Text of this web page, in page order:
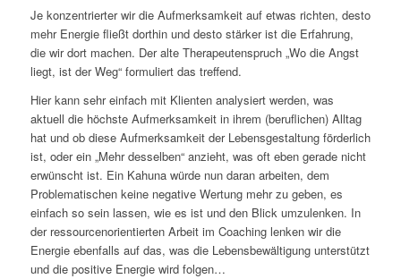
Je konzentrierter wir die Aufmerksamkeit auf etwas richten, desto
mehr Energie fließt dorthin und desto stärker ist die Erfahrung,
die wir dort machen. Der alte Therapeutenspruch „Wo die Angst
liegt, ist der Weg“ formuliert das treffend.
Hier kann sehr einfach mit Klienten analysiert werden, was
aktuell die höchste Aufmerksamkeit in ihrem (beruflichen) Alltag
hat und ob diese Aufmerksamkeit der Lebensgestaltung förderlich
ist, oder ein „Mehr desselben“ anzieht, was oft eben gerade nicht
erwünscht ist. Ein Kahuna würde nun daran arbeiten, dem
Problematischen keine negative Wertung mehr zu geben, es
einfach so sein lassen, wie es ist und den Blick umzulenken. In
der ressourcenorientierten Arbeit im Coaching lenken wir die
Energie ebenfalls auf das, was die Lebensbewältigung unterstützt
und die positive Energie wird folgen…